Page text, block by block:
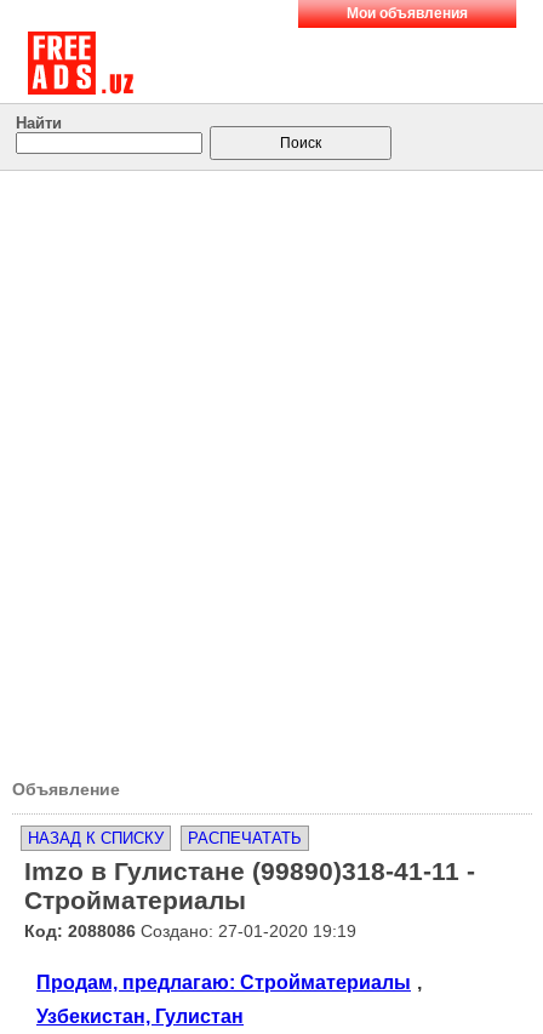
Мои объявления
Найти
Объявление
НАЗАД К СПИСКУ РАСПЕЧАТАТЬ
Imzo в Гулистане (99890)318-41-11 -
Стройматериалы
Код: 2088086 Создано: 27-01-2020 19:19
Продам, предлагаю: Стройматериалы ,
Узбекистан, Гулистан